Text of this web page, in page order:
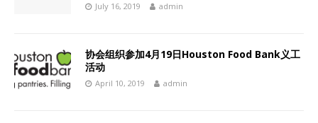
July 16, 2019 admin
协会组织参加4月19日Houston Food Bank义工
活动
April 10, 2019 admin